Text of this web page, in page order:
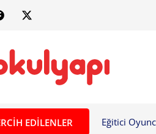
EDILENLER Eğitici